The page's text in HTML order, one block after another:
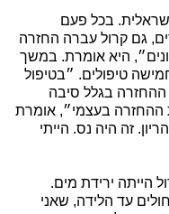
בכל פעם
גם קרול עברה החזרה
היא אומרת. במשך
טיפולים. ״בטיפול
ההחזרה בגלל סיבה
ההחזרה בעצמי״, אומרת
זה היה נס. הייתי
הייתה ירידת מים.
עד הלידה, שאני